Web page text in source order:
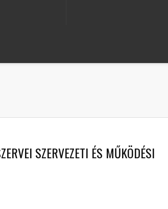
SZERVEZETI ÉS MŰKÖDÉSI